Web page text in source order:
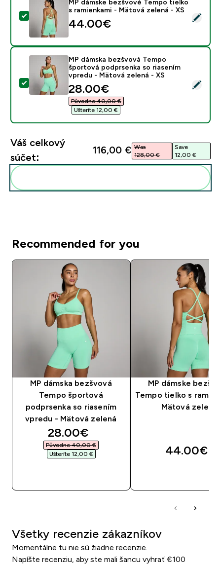
Vybrať tento produkt - MP dámske bezšvové Tempo
MP dámske bezšvové Tempo tielko
s ramienkami - Mätová zelená - XS
44.00€‎
Vybrať tento produkt - MP dámska bezšvová Tempo
MP dámska bezšvová Tempo
športová podprsenka so riasením
vpredu - Mätová zelená - XS
discounted price
28.00€‎
Původne 40,00 €‎
Ušteríte 12,00 €‎
Váš celkový
súčet:
116,00 €‎ Was
128,00 €‎
Save
12,00 €‎
Recommended for you
MP dámska bezšvová
Tempo športová
podprsenka so riasením
vpredu - Mätová zelená
discounted price
28.00€‎
Původne 40,00 €‎
Ušteríte 12,00 €‎
MP dámske
Tempo tielko s
Mätová zelená
44.00€‎
Všetky recenzie zákazníkov
Momentálne tu nie sú žiadne recenzie.
Napíšte recenziu, aby ste mali šancu vyhrať €100